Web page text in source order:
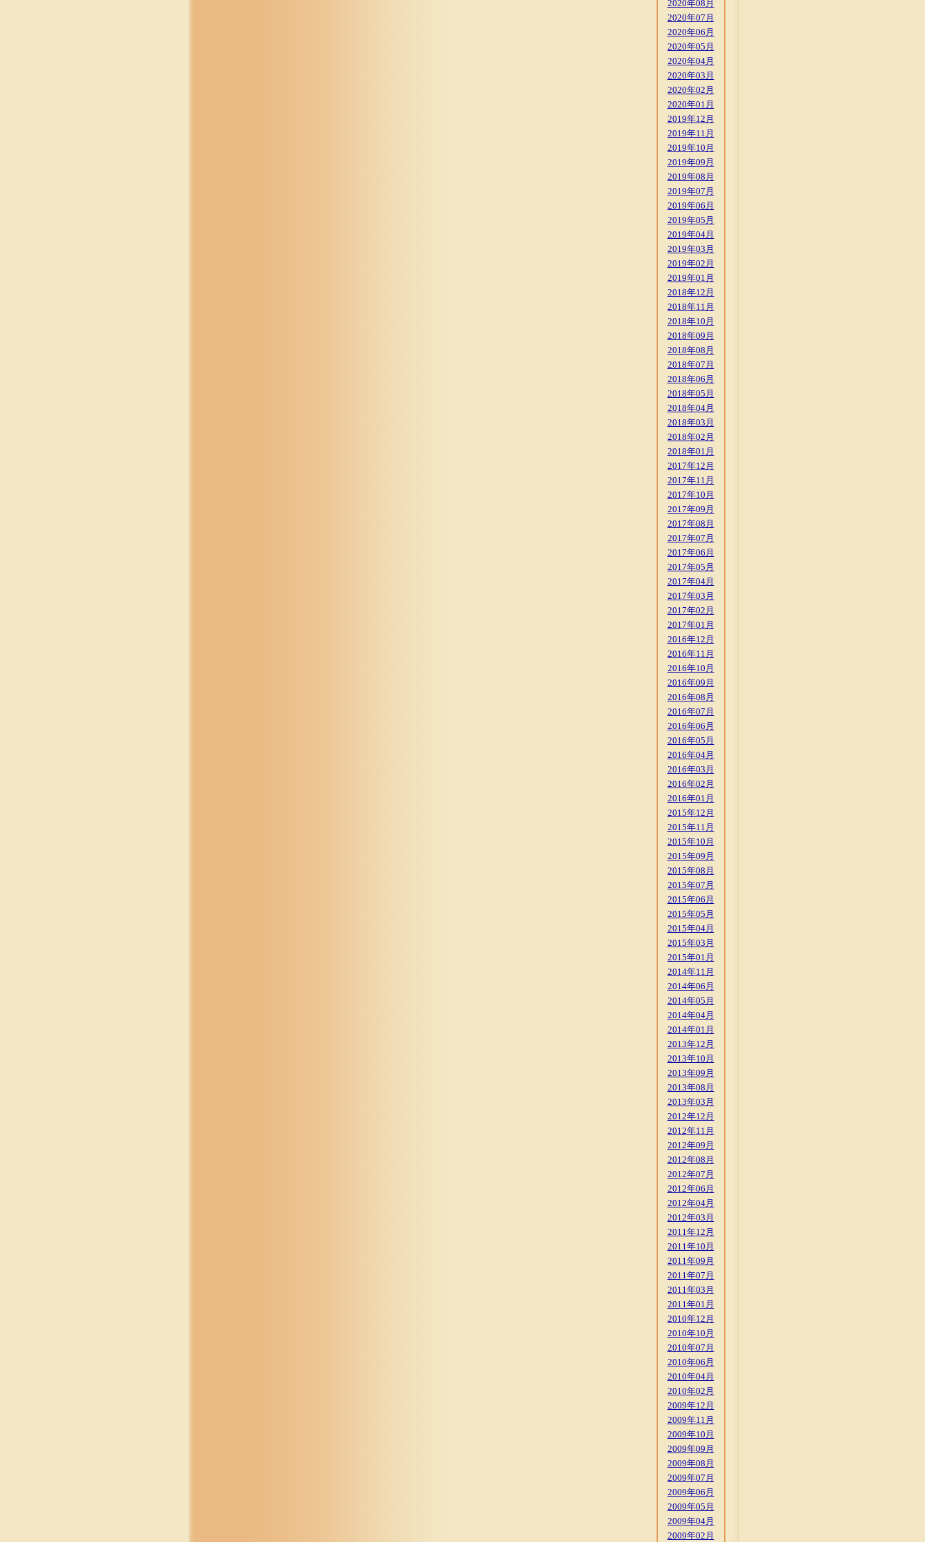
2020年08月
2020年07月
2020年06月
2020年05月
2020年04月
2020年03月
2020年02月
2020年01月
2019年12月
2019年11月
2019年10月
2019年09月
2019年08月
2019年07月
2019年06月
2019年05月
2019年04月
2019年03月
2019年02月
2019年01月
2018年12月
2018年11月
2018年10月
2018年09月
2018年08月
2018年07月
2018年06月
2018年05月
2018年04月
2018年03月
2018年02月
2018年01月
2017年12月
2017年11月
2017年10月
2017年09月
2017年08月
2017年07月
2017年06月
2017年05月
2017年04月
2017年03月
2017年02月
2017年01月
2016年12月
2016年11月
2016年10月
2016年09月
2016年08月
2016年07月
2016年06月
2016年05月
2016年04月
2016年03月
2016年02月
2016年01月
2015年12月
2015年11月
2015年10月
2015年09月
2015年08月
2015年07月
2015年06月
2015年05月
2015年04月
2015年03月
2015年01月
2014年11月
2014年06月
2014年05月
2014年04月
2014年01月
2013年12月
2013年10月
2013年09月
2013年08月
2013年03月
2012年12月
2012年11月
2012年09月
2012年08月
2012年07月
2012年06月
2012年04月
2012年03月
2011年12月
2011年10月
2011年09月
2011年07月
2011年03月
2011年01月
2010年12月
2010年10月
2010年07月
2010年06月
2010年04月
2010年02月
2009年12月
2009年11月
2009年10月
2009年09月
2009年08月
2009年07月
2009年06月
2009年05月
2009年04月
2009年02月